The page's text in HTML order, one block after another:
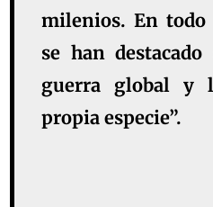
milenios. En todo
se han
guerra global y
propia especie”.